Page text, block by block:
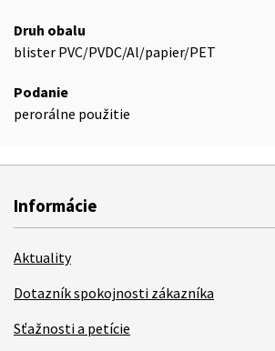
Druh obalu
blister PVC/PVDC/Al/papier/PET
Podanie
perorálne použitie
Informácie
Aktuality
Dotazník spokojnosti zákazníka
Sťažnosti a petície